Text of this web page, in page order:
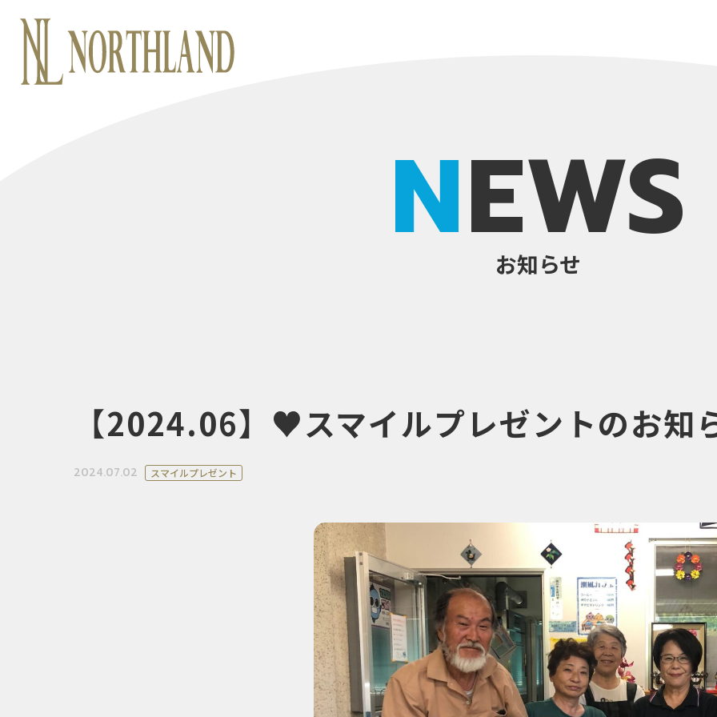
NEWS
お知らせ
【2024.06】♥スマイルプレゼントのお
2024.07.02 スマイルプレゼント